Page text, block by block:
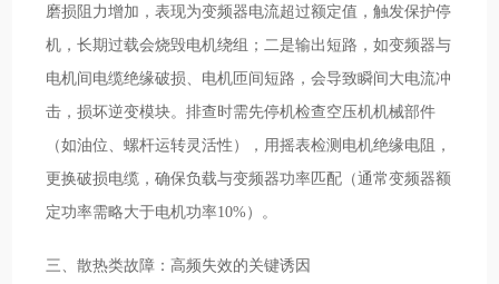
磨损阻力增加，表现为变频器电流超过额定值，触发保护停
机，长期过载会烧毁电机绕组；二是输出短路，如变频器与
电机间电缆绝缘破损、电机匝间短路，会导致瞬间大电流冲
击，损坏逆变模块。排查时需先停机检查空压机机械部件
（如油位、螺杆运转灵活性），用摇表检测电机绝缘电阻，
更换破损电缆，确保负载与变频器功率匹配（通常变频器额
定功率需略大于电机功率10%）。
三、散热类故障：高频失效的关键诱因